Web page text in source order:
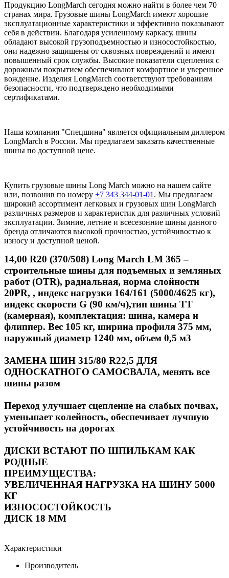
Продукцию LongMarch сегодня можно найти в более чем 70
странах мира. Грузовые шины LongMarch имеют хорошие
эксплуатационные характеристики и эффективно показывают
себя в действии. Благодаря усиленному каркасу, шины
обладают высокой грузоподъемностью и износостойкостью,
они надежно защищены от сквозных повреждений и имеют
повышенный срок службы. Высокие показатели сцепления с
дорожным покрытием обеспечивают комфортное и уверенное
вождение. Изделия LongMarch соответствуют требованиям
безопасности, что подтверждено необходимыми
сертификатами.
Наша компания "Спецшина" является официальным диллером
LongMarch в России. Мы предлагаем заказать качественные
шины по доступной цене.
Купить грузовые шины Long March можно на нашем сайте
или, позвонив по номеру +7 343 344-01-01 . Мы предлагаем
широкий ассортимент легковых и грузовых шин LongMarch
различных размеров и характеристик для различных условий
эксплуатации. Зимние, летние и всесезонние шины данного
бренда отличаются высокой прочностью, устойчивостью к
износу и доступной ценой.
14,00 R20 (370/508) Long March LM 365 –
строительные шины для подъемных и земляных
работ (OTR), радиальная, норма слойности
20PR, , индекс нагрузки 164/161 (5000/4625 кг),
индекс скорости G (90 км/ч),тип шины ТТ
(камерная), комплектация: шина, камера и
флиппер. Вес 105 кг, ширина профиля 375 мм,
наружный диаметр 1240 мм, объем 0,5 м3
ЗАМЕНА ШИН 315/80 R22,5 ДЛЯ
ОДНОСКАТНОГО САМОСВАЛА, менять все
шины разом
Переход улучшает сцепление на слабых почвах,
уменьшает колейность, обеспечивает лучшую
устойчивость на дорогах
ДИСКИ ВСТАЮТ ПО ШПИЛЬКАМ КАК
РОДНЫЕ
ПРЕИМУЩЕСТВА:
УВЕЛИЧЕННАЯ НАГРУЗКА НА ШИНУ 5000
КГ
ИЗНОСОСТОЙКОСТЬ
ДИСК 18 ММ
Характеристики
Производитель